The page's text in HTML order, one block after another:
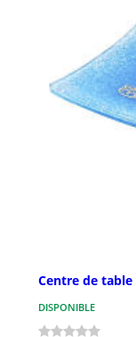
Centre de
DISPONIBLE